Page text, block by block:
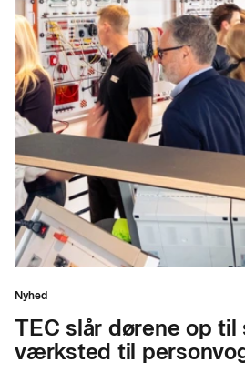
Nyhed
TEC slår dørene op
værksted til